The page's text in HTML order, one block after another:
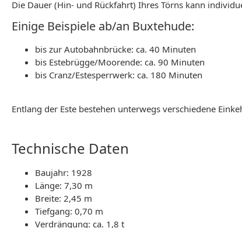
Die Dauer (Hin- und Rückfahrt) Ihres Törns kann
Einige Beispiele ab/an Buxtehude:
bis zur Autobahnbrücke: ca. 40 Minuten
bis Estebrügge/Moorende: ca. 90 Minuten
bis Cranz/Estesperrwerk: ca. 180 Minuten
Entlang der Este bestehen unterwegs verschiedene
Technische Daten
Baujahr: 1928
Länge: 7,30 m
Breite: 2,45 m
Tiefgang: 0,70 m
Verdrängung: ca. 1,8 t